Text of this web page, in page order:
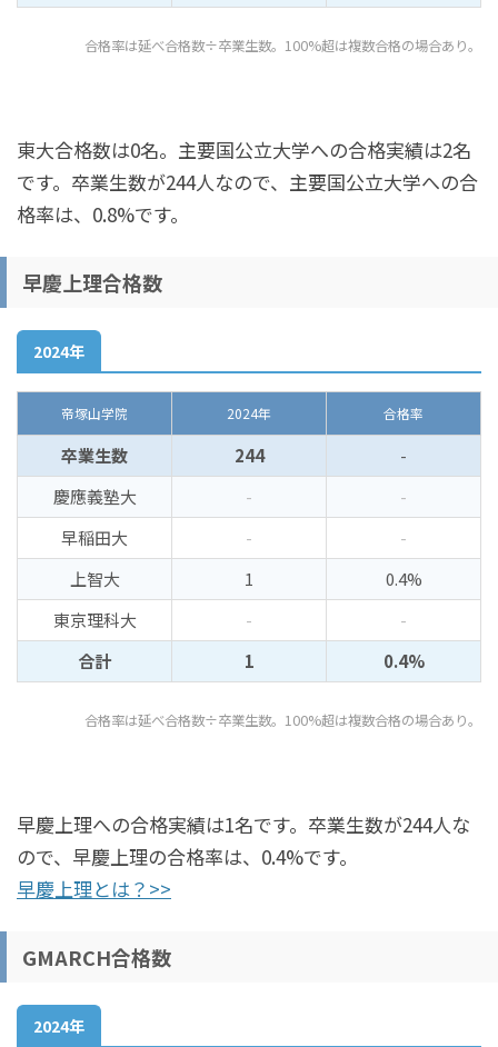
合格率は延べ合格数÷卒業生数。100%超は複数合格の場合あり。
東大合格数は0名。主要国公立大学への合格実績は2名
です。卒業生数が244人なので、主要国公立大学への合
格率は、0.8%です。
早慶上理合格数
2024年
帝塚山学院 2024年 合格率
卒業生数 244
-
慶應義塾大
-
-
早稲田大
-
-
上智大
1
0.4%
東京理科大
-
-
合計
1 0.4%
合格率は延べ合格数÷卒業生数。100%超は複数合格の場合あり。
早慶上理への合格実績は1名です。卒業生数が244人な
ので、早慶上理の合格率は、0.4%です。
早慶上理とは？>>
GMARCH合格数
2024年